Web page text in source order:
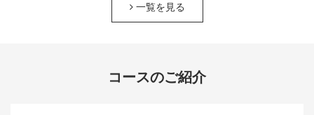
一覧を見る
コースのご紹介